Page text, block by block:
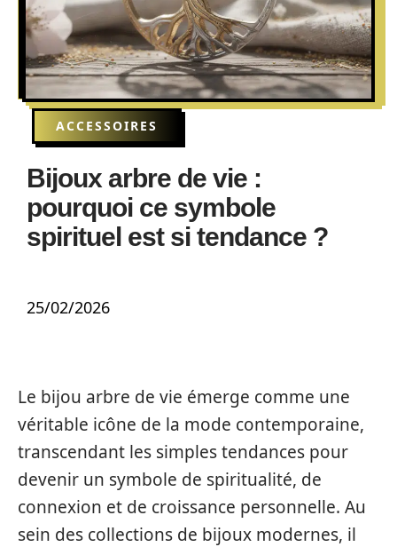
ACCESSOIRES
Bijoux arbre de vie :
pourquoi ce symbole
spirituel est si tendance ?
25/02/2026
Le bijou arbre de vie émerge comme une
véritable icône de la mode contemporaine,
transcendant les simples tendances pour
devenir un symbole de spiritualité, de
connexion et de croissance personnelle. Au
sein des collections de bijoux modernes, il